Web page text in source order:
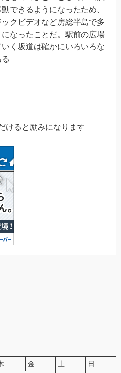
できるようになったため、
クビデオなど房総半島で多
なったことだ。駅前の広場
く坂道は確かにいろいろな
けると励みになります
金 土
日